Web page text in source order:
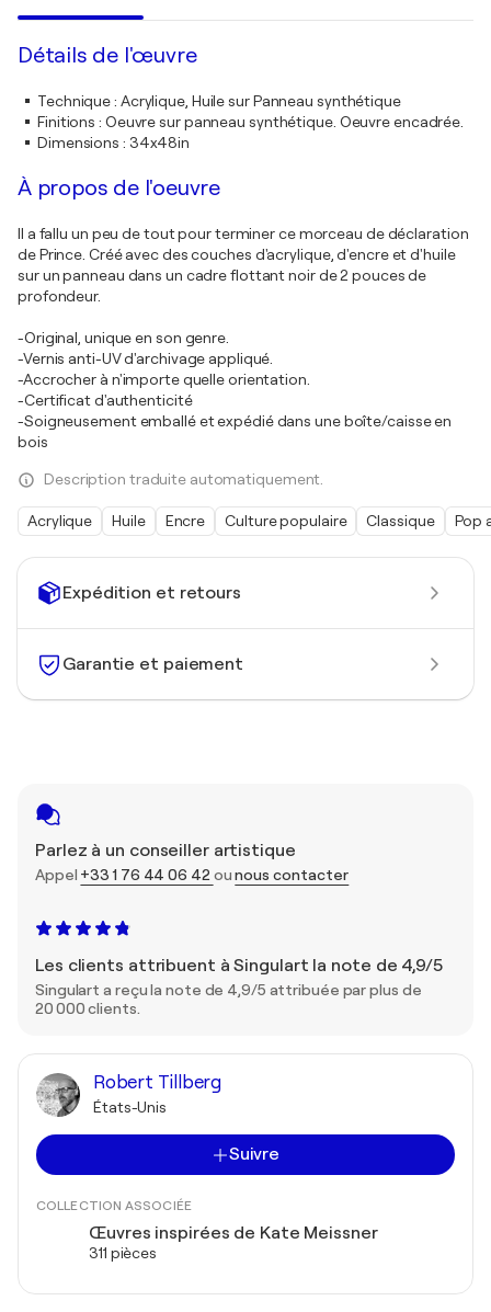
Expédition et retours
Garantie et paiement
Parlez à un conseiller artistique
Appel +33 1 76 44 06 42 ounous contacter
Les clients attribuent à Singulart la note de 4,9/5
Singulart a reçu la note de 4,9/5 attribuée par plus de
20 000 clients.
Robert Tillberg
États-Unis
Suivre
COLLECTION ASSOCIÉE
Œuvres inspirées de Kate Meissner
311 pièces
Détails de l'œuvre
Technique: Acrylique, Huile sur Panneau synthétique
Finitions : Oeuvre sur panneau synthétique. Oeuvre encadrée.
Dimensions : 34x48in
À propos de l'oeuvre
Il a fallu un peu de tout pour terminer ce morceau de déclaration
de Prince. Créé avec des couches d'acrylique, d'encre et d'huile
sur un panneau dans un cadre flottant noir de 2 pouces de
profondeur.
-Original, unique en son genre.
-Vernis anti-UV d'archivage appliqué.
-Accrocher à n'importe quelle orientation.
-Certificat d'authenticité
-Soigneusement emballé et expédié dans une boîte/caisse en
bois
Description traduite automatiquement.
Acrylique Huile Encre Culture populaire Classique Pop